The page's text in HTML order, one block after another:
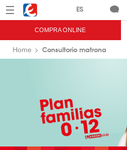
Menú Eroski
COMPRA ONLINE
Home Consultorio matrona